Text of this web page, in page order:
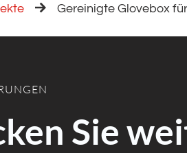
Gereinigte Glovebox
Sie